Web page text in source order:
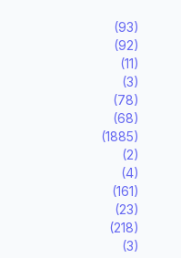
(93)
(92)
(11)
(3)
(78)
(68)
(1885)
(2)
(4)
(161)
(23)
(218)
(3)